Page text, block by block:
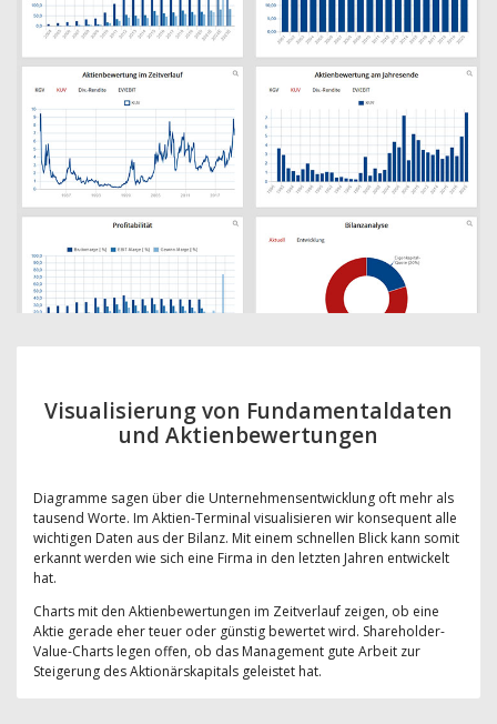
Visualisierung von Fundamentaldaten
und Aktienbewertungen
Diagramme sagen über die Unternehmensentwicklung oft mehr als
tausend Worte. Im Aktien-Terminal visualisieren wir konsequent alle
wichtigen Daten aus der Bilanz. Mit einem schnellen Blick kann somit
erkannt werden wie sich eine Firma in den letzten Jahren entwickelt
hat.
Charts mit den Aktienbewertungen im Zeitverlauf zeigen, ob eine
Aktie gerade eher teuer oder günstig bewertet wird. Shareholder-
Value-Charts legen offen, ob das Management gute Arbeit zur
Steigerung des Aktionärskapitals geleistet hat.